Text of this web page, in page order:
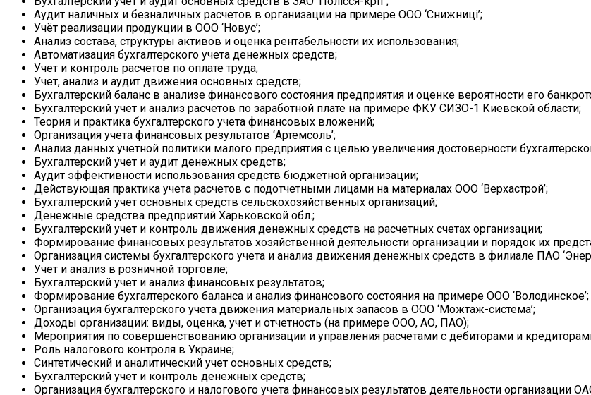
Аудит наличных и безналичных расчетов в организации на примере ООО ‘Снижниці’;
Учёт реализации продукции в ООО ‘Новус’;
Анализ состава, структуры активов и оценка рентабельности их использования;
Автоматизация бухгалтерского учета денежных средств;
Учет и контроль расчетов по оплате труда;
Учет, анализ и аудит движения основных средств;
Бухгалтерский баланс в анализе финансового состояния предприятия и оценке вероятности его
Бухгалтерский учет и анализ расчетов по заработной плате на примере ФКУ СИЗО-1 Киевской области;
Теория и практика бухгалтерского учета финансовых вложений;
Организация учета финансовых результатов ‘Артемсоль’;
Анализ данных учетной политики малого предприятия с целью увеличения достоверности
Бухгалтерский учет и аудит денежных средств;
Аудит эффективности использования средств бюджетной организации;
Действующая практика учета расчетов с подотчетными лицами на материалах ООО ‘Верхастрой’;
Бухгалтерский учет основных средств сельскохозяйственных организаций;
Денежные средства предприятий Харьковской обл.;
Бухгалтерский учет и контроль движения денежных средств на расчетных счетах организации;
Формирование финансовых результатов хозяйственной деятельности организации и порядок их
Организация системы бухгалтерского учета и анализ движения денежных средств в филиале ПАО
Учет и анализ в розничной торговле;
Бухгалтерский учет и анализ финансовых результатов;
Формирование бухгалтерского баланса и анализ финансового состояния на примере ООО ‘Володинское’;
Организация бухгалтерского учета движения материальных запасов в ООО ‘Можтаж-система’;
Доходы организации: виды, оценка, учет и отчетность (на примере ООО, АО, ПАО);
Мероприятия по совершенствованию организации и управления расчетами с дебиторами и
Роль налогового контроля в Украине;
Синтетический и аналитический учет основных средств;
Бухгалтерский учет и контроль денежных средств;
Организация бухгалтерского и налогового учета финансовых результатов деятельности организации